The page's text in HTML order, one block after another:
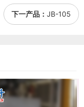
下一产品： JB-105